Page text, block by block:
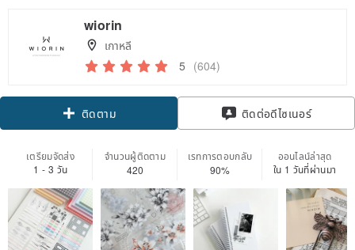
wiorin
เกาหลี
5 (604)
ติดตาม ติดต่อดีไซเนอร์
เตรียมจัดส่ง
1 - 3 วัน
จำนวนผู้ติดตาม
420
เรทการตอบกลับ
90%
ออนไลน์ล่าสุด
ใน 1 วันที่ผ่านมา